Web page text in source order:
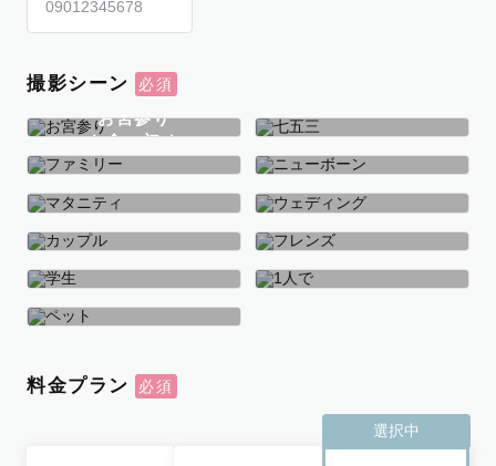
撮影シーン
お宮参り
お食い初め
七五三
ファミリー ニューボーン
マタニティ ウェディング
カップル フレンズ
学生
料金プラン
選択中